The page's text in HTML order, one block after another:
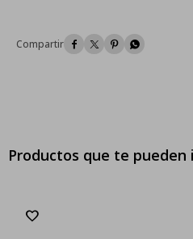
   
Productos que te